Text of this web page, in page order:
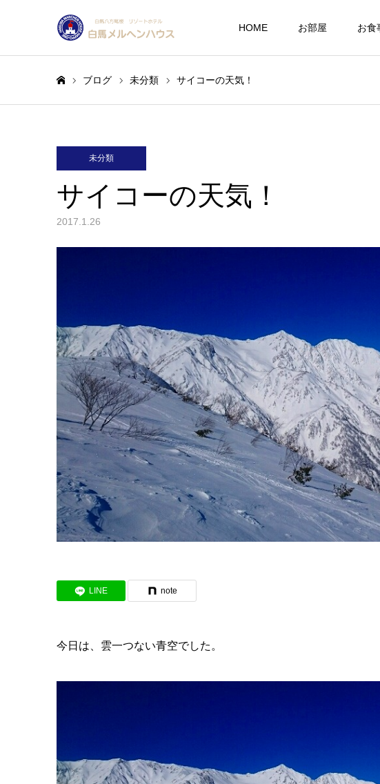
HOME お部屋 お食
ブログ 未分類 サイコーの天気！
未分類
サイコーの天気！
2017.1.26
LINE note
今日は、雲一つない青空でした。